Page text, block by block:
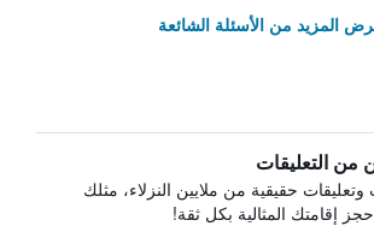
المزيد من الأسئلة الشائعة
من التعليقات
وتعليقات حقيقية من ملايين النزلاء، مثلك
إقامتك المثالية بكل ثقة!